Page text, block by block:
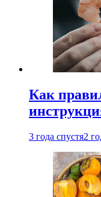
Как
3 года спустя2